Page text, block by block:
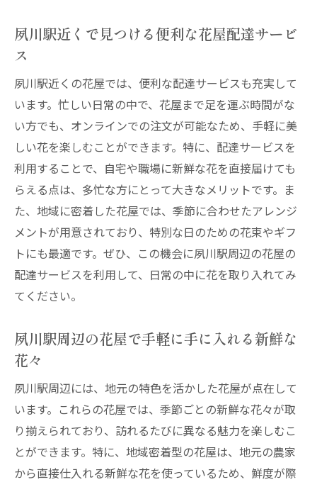
の注意点
ビス
地域に根ざした夙川駅周辺の花屋の魅力
夙川駅周辺の花屋が提供する配達サービス
の特徴
地域密着型の花屋で手に入れる夙川駅の新
鮮な花々
夙川駅周辺の花屋で地域貢献する方法
地域密着型の花屋が彩る夙川駅の生活
夙川駅周辺の花屋の配達サービスを利用す
るメリット
の魅力
夙川駅周辺の花屋で季節感を味わう
季節ごとの美しい花々を届ける夙川駅の花
屋
夙川駅周辺の花屋で手に入れる季節のアレ
夙川駅近くで見つける便利な花屋配達サービ
ス
夙川駅近くの花屋では、便利な配達サービスも充実して
います。忙しい日常の中で、花屋まで足を運ぶ時間がな
い方でも、オンラインでの注文が可能なため、手軽に美
しい花を楽しむことができます。特に、配達サービスを
利用することで、自宅や職場に新鮮な花を直接届けても
らえる点は、多忙な方にとって大きなメリットです。ま
た、地域に密着した花屋では、季節に合わせたアレンジ
メントが用意されており、特別な日のための花束やギフ
トにも最適です。ぜひ、この機会に夙川駅周辺の花屋の
配達サービスを利用して、日常の中に花を取り入れてみ
てください。
夙川駅周辺の花屋で手軽に手に入れる新鮮な
花々
夙川駅周辺には、地元の特色を活かした花屋が点在して
います。これらの花屋では、季節ごとの新鮮な花々が取
り揃えられており、訪れるたびに異なる魅力を楽しむこ
とができます。特に、地域密着型の花屋は、地元の農家
から直接仕入れる新鮮な花を使っているため、鮮度が際